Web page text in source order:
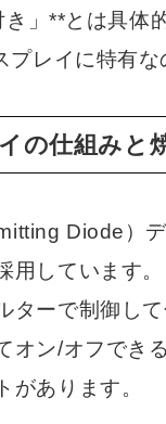
」**とは具体
プレイに特有
の仕組みと
Diode）
用しています
ターで制御し
オン/オフでき
があります。